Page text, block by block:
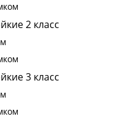
2 класс
3 класс